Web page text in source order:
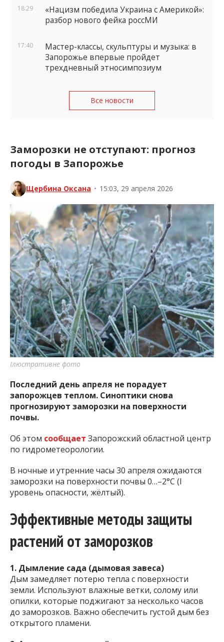
18:29
«Нацизм победила Украина с Америкой»:
разбор нового фейка россМИ
17:40
Мастер-классы, скульптуры и музыка: в
Запорожье впервые пройдет
трехдневный этносимпозиум
Все новости
Заморозки не отступают: прогноз
погоды в Запорожье
Щербина Оксана • 15:03, 29 апреля 2026
Ілюстративне фото
Последний день апреля не порадует
запорожцев теплом. Синоптики снова
прогнозируют заморозки на поверхности
почвы.
Об этом сообщает Запорожский областной центр
по гидрометеорологии.
В ночные и утренние часы 30 апреля ожидаются
заморозки на поверхности почвы 0…–2°С (I
уровень опасности, жёлтый).
Эффективные методы защиты
растений от заморозков
1. Дымление сада (дымовая завеса)
Дым замедляет потерю тепла с поверхности
земли. Используют влажные ветки, солому или
опилки, которые поджигают за несколько часов
до заморозков. Важно обеспечить густой дым без
открытого пламени.